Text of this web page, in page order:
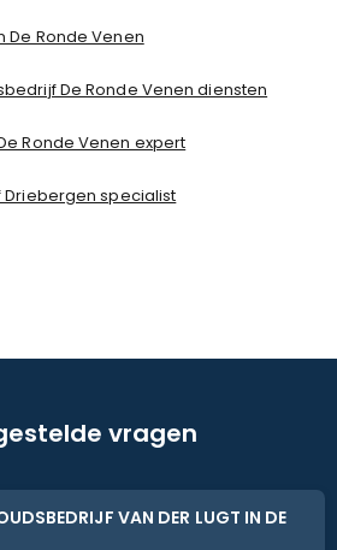
De Ronde Venen
De Ronde Venen diensten
Ronde Venen expert
Driebergen specialist
vragen
VAN DER LUGT IN DE